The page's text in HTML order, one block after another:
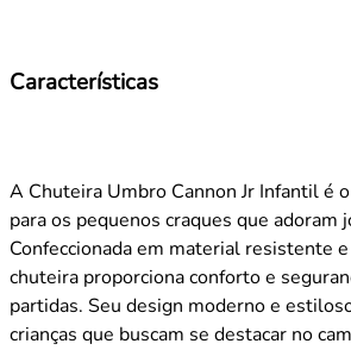
Características
A Chuteira Umbro Cannon Jr Infantil é
para os pequenos craques que adoram
Confeccionada em material resistente
chuteira proporciona conforto e
partidas. Seu design moderno e
crianças que buscam se destacar no